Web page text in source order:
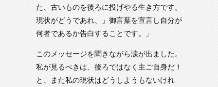
た、古いものを後ろに投げやる生き方です。
現状がどうであれ、」御言葉を宣言し自分が
何者であるか告白することです。」
このメッセージを聞きながら涙が出ました。
私が見るべきは、後ろではなく主ご自身だ！
と、また私の現状はどうしようもないけれ